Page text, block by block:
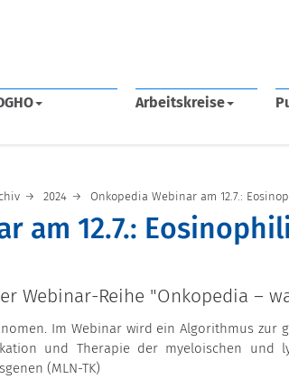
Arbeitskreise
2024 Onkopedia Webinar am 12.7.:
am 12.7.:
Webinar-Reihe "Onkopedia –
Im Webinar wird ein Algorithmus zur
und Therapie der myeloischen und
(MLN-TK)